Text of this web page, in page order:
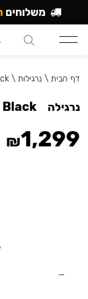
דף הבית \ נרגילות \
נרגילה Black
₪1,299
משלוחים